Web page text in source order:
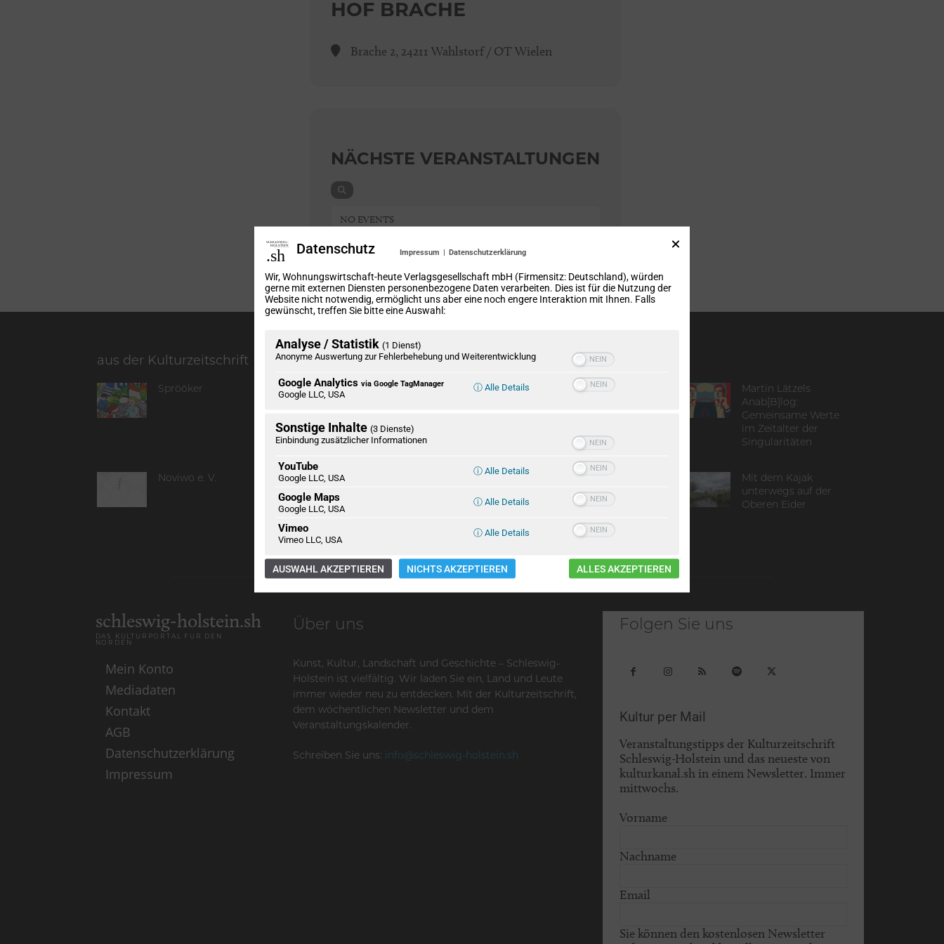
HOF BRACHE
Brache 2, 24211 Wahlstorf / OT Wielen
NÄCHSTE VERANSTALTUNGEN
NO EVENTS
aus der Kulturzeitschrift
Sprööker
Schleswig-Holstein
Wir brauchen Real
Martin Lätzels
Anab[B]log:
Gemeinsame Werte
im Zeitalter der
Singularitäten
Noviwo e. V.
Bahnhöfe in
Schleswig-Holstein –
Potenziale und
Zukunft
Mit dem Kajak
unterwegs auf der
Oberen Eider
schleswig-holstein.sh
DAS KULTURPORTAL FÜR DEN
NORDEN
Mein Konto
Mediadaten
Kontakt
AGB
Datenschutzerklärung
Impressum
Über uns
Kunst, Kultur, Landschaft und Geschichte – Schleswig-
Holstein ist vielfältig. Wir laden Sie ein, Land und Leute
immer wieder neu zu entdecken. Mit der Kulturzeitschrift,
dem wöchentlichen Newsletter und dem
Veranstaltungskalender.
Schreiben Sie uns: info@schleswig-holstein.sh
Folgen Sie uns
Kultur per Mail
Veranstaltungstipps der Kulturzeitschrift
Schleswig-Holstein und das neueste von
kulturkanal.sh in einem Newsletter. Immer
mittwochs.
Vorname
Nachname
Email
Sie können den kostenlosen Newsletter
Datenschutz Impressum | Datenschutzerklärung
Wir, Wohnungswirtschaft-heute Verlagsgesellschaft mbH (Firmensitz: Deutschland), würden
gerne mit externen Diensten personenbezogene Daten verarbeiten. Dies ist für die Nutzung der
Website nicht notwendig, ermöglicht uns aber eine noch engere Interaktion mit Ihnen. Falls
gewünscht, treffen Sie bitte eine Auswahl:
Analyse / Statistik (1 Dienst)
Anonyme Auswertung zur Fehlerbehebung und Weiterentwicklung
Google Analytics via Google TagManager
Google LLC, USA
ⓘ Alle Details
Sonstige Inhalte (3 Dienste)
Einbindung zusätzlicher Informationen
YouTube
Google LLC, USA
ⓘ Alle Details
Google Maps
Google LLC, USA
ⓘ Alle Details
Vimeo
Vimeo LLC, USA
ⓘ Alle Details
AUSWAHL AKZEPTIEREN NICHTS AKZEPTIEREN ALLES AKZEPTIEREN